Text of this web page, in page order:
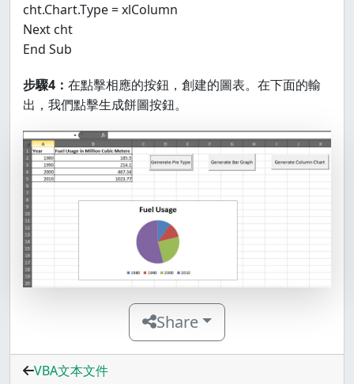
cht.Chart.Type = xlColumn
Next cht
End Sub
步驟4： 在點擊相應的按鈕，創建的圖表。在下面的輸
出，我們點擊生成餅圖按鈕。
Share
VBA文本文件